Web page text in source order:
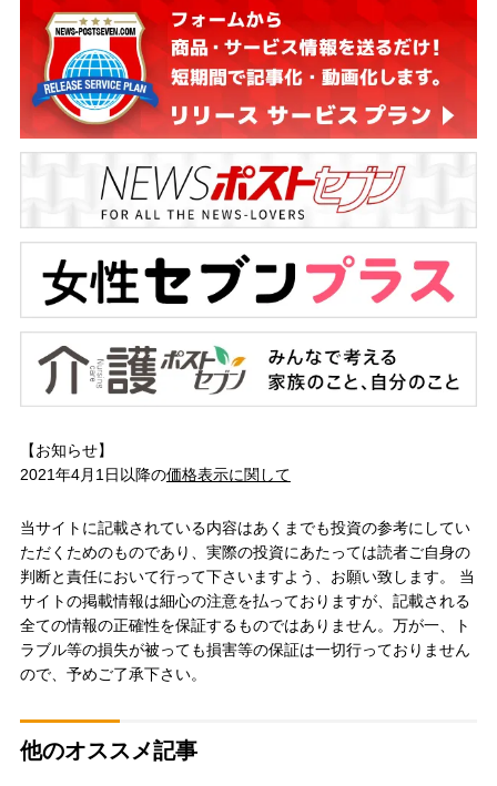
【お知らせ】
2021年4月1日以降の価格表示に関して
当サイトに記載されている内容はあくまでも投資の参考にしてい
ただくためのものであり、実際の投資にあたっては読者ご自身の
判断と責任において行って下さいますよう、お願い致します。 当
サイトの掲載情報は細心の注意を払っておりますが、記載される
全ての情報の正確性を保証するものではありません。万が一、ト
ラブル等の損失が被っても損害等の保証は一切行っておりません
ので、予めご了承下さい。
他のオススメ記事